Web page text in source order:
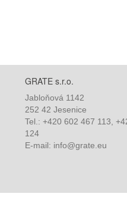
GRATE s.r.o.
Jabloňová 1142
252 42 Jesenice
Tel.: +420 602 467 113,
124
E-mail: info@grate.eu